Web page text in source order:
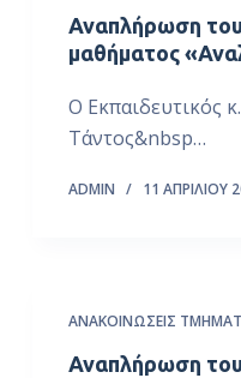
Αναπλήρωση
μαθήματος
Ο Εκπαιδευτικός
Τάντος&nbsp…
ADMIN 11 ΑΠΡΙΛΊΟΥ
ΑΝΑΚΟΙΝΏΣΕΙΣ
Αναπλήρωση